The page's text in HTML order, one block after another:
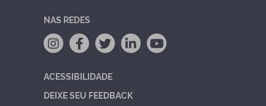
NAS REDES
ACESSIBILIDADE
DEIXE SEU FEEDBACK